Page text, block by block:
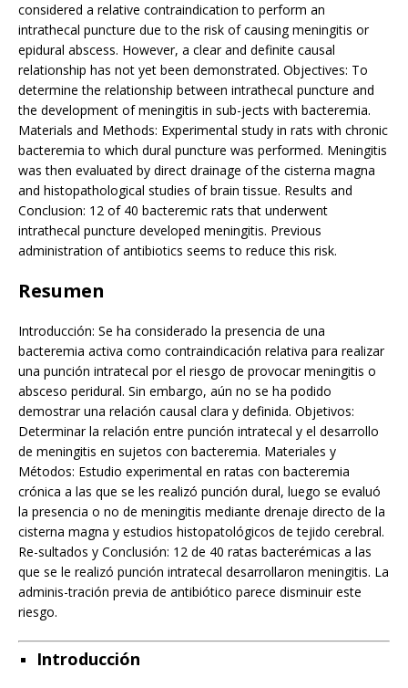
considered a relative contraindication to perform an
intrathecal puncture due to the risk of causing meningitis or
epidural abscess. However, a clear and definite causal
relationship has not yet been demonstrated. Objectives: To
determine the relationship between intrathecal puncture and
the development of meningitis in sub-jects with bacteremia.
Materials and Methods: Experimental study in rats with chronic
bacteremia to which dural puncture was performed. Meningitis
was then evaluated by direct drainage of the cisterna magna
and histopathological studies of brain tissue. Results and
Conclusion: 12 of 40 bacteremic rats that underwent
intrathecal puncture developed meningitis. Previous
administration of antibiotics seems to reduce this risk.
Resumen
Introducción: Se ha considerado la presencia de una
bacteremia activa como contraindicación relativa para realizar
una punción intratecal por el riesgo de provocar meningitis o
absceso peridural. Sin embargo, aún no se ha podido
demostrar una relación causal clara y definida. Objetivos:
Determinar la relación entre punción intratecal y el desarrollo
de meningitis en sujetos con bacteremia. Materiales y
Métodos: Estudio experimental en ratas con bacteremia
crónica a las que se les realizó punción dural, luego se evaluó
la presencia o no de meningitis mediante drenaje directo de la
cisterna magna y estudios histopatológicos de tejido cerebral.
Re-sultados y Conclusión: 12 de 40 ratas bacterémicas a las
que se le realizó punción intratecal desarrollaron meningitis. La
adminis-tración previa de antibiótico parece disminuir este
riesgo.
Introducción